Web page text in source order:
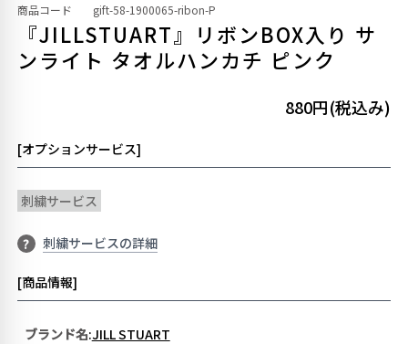
商品コード gift-58-1900065-ribon-P
『JILLSTUART』リボンBOX入り サ
ンライト タオルハンカチ ピンク
880円(税込み)
[オプションサービス]
刺繍サービス
? 刺繍サービスの詳細
[商品情報]
ブランド名:JILL STUART